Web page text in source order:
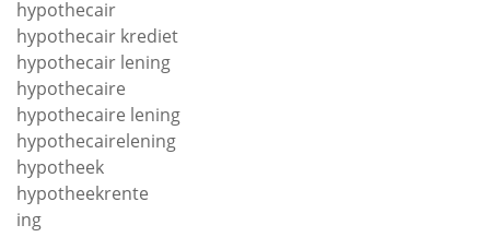
hypothecair
hypothecair krediet
hypothecair lening
hypothecaire
hypothecaire lening
hypothecairelening
hypotheek
hypotheekrente
ing